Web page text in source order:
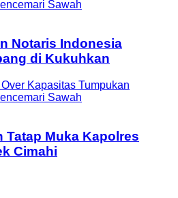
Notaris Indonesia
di Kukuhkan
Tatap Muka Kapolres
Cimahi